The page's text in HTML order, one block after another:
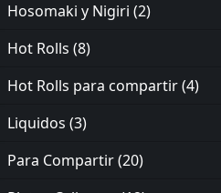
Hosomaki y Nigiri (2)
Hot Rolls (8)
Hot Rolls para compartir(4)
Liquidos (3)
Para Compartir(20)